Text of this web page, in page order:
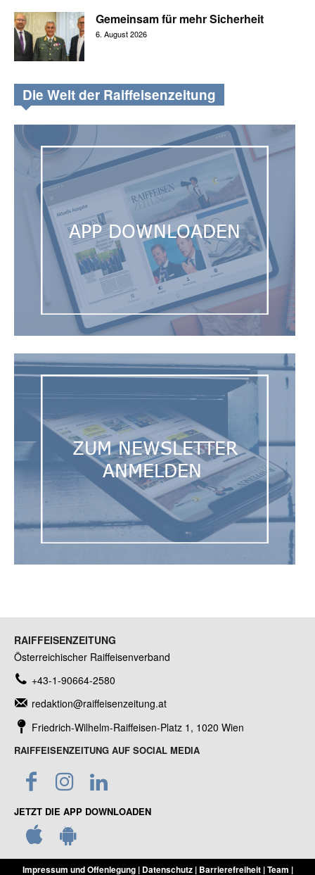
Gemeinsam für mehr Sicherheit
6. August 2026
Die Welt der Raiffeisenzeitung
RAIFFEISENZEITUNG
Österreichischer Raiffeisenverband
+43-1-90664-2580
redaktion@raiffeisenzeitung.at
Friedrich-Wilhelm-Raiffeisen-Platz 1, 1020 Wien
RAIFFEISENZEITUNG AUF SOCIAL MEDIA
JETZT DIE APP DOWNLOADEN
Impressum und Offenlegung| Datenschutz| Barrierefreiheit|Team |